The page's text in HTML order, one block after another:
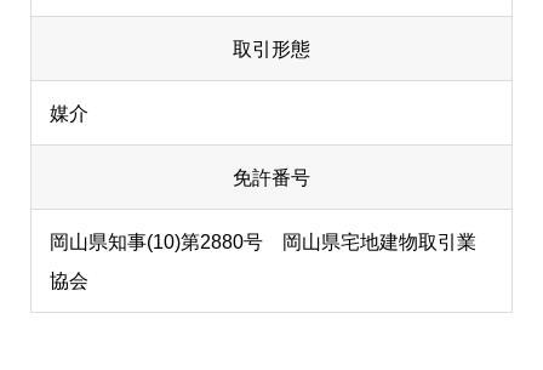
取引形態
媒介
免許番号
岡山県知事(10)第2880号 岡山県宅地建物取引業
協会